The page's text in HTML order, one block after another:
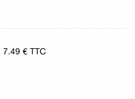
7.49 € TTC